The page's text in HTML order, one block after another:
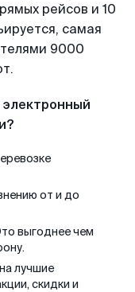
рейсов и 10
самая
9000
от и до
выгоднее чем
лучшие
скидки и